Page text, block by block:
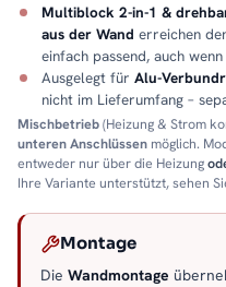
Multiblock 2-in-1 &
aus der Wand erreichen
einfach passend, auch
Ausgelegt für Alu-
nicht im Lieferumfang –
Mischbetrieb(Heizung & Strom
unteren Anschlüssen möglich.
entweder nur über die Heizung
Ihre Variante unterstützt, sehen
Montage
Die Wandmontage